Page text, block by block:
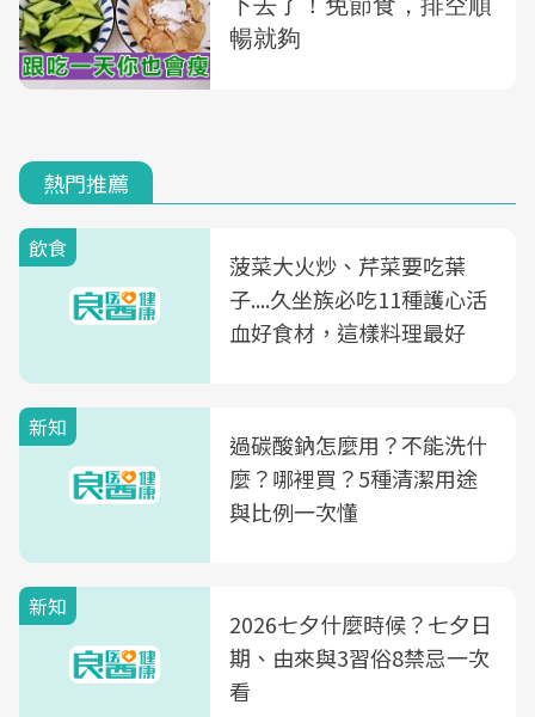
熱門推薦
飲食
菠菜大火炒、芹菜要吃葉
子....久坐族必吃11種護心活
血好食材，這樣料理最好
新知
過碳酸鈉怎麼用？不能洗什
麼？哪裡買？5種清潔用途
與比例一次懂
新知
2026七夕什麼時候？七夕日
期、由來與3習俗8禁忌一次
看